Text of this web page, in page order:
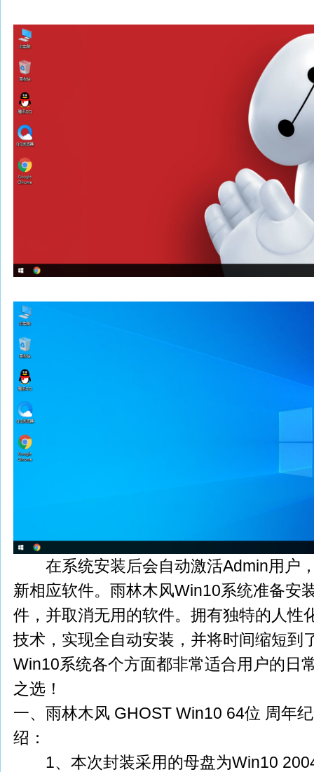
在系统安装后会自动激活Admin用户
新相应软件。雨林木风Win10系统准备安
件，并取消无用的软件。拥有独特的人性
技术，实现全自动安装，并将时间缩短到
Win10系统各个方面都非常适合用户的日
之选！
一、雨林木风 GHOST Win10 64位 周年
绍：
1、本次封装采用的母盘为Win10